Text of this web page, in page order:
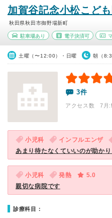
加賀谷記念小松こど
秋田県秋田市御野場新町
駐車場あり 電子決済可
土曜（〜12:00）・日曜 朝（
3件
アクセス数 7月:
小児科 インフルエンザ
あまり待たなくていいのが助か
小児科 発熱
5.0
親切な病院です
診療科目：